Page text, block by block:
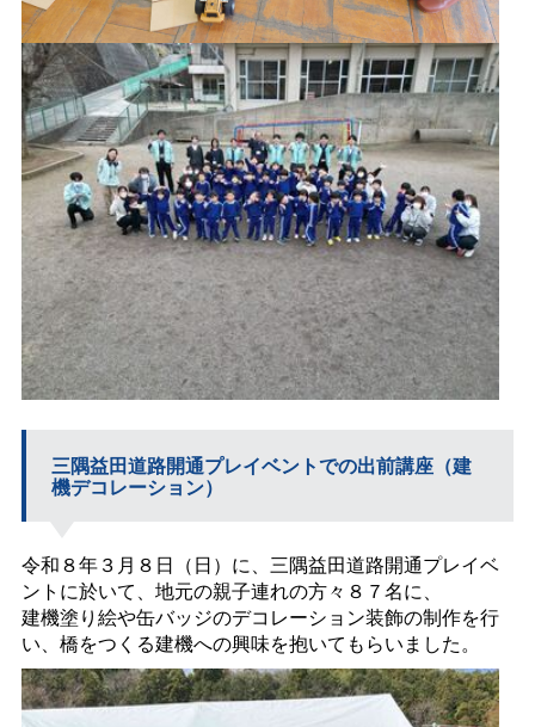
三隅益田道路開通プレイベントでの出前講座（建
機デコレーション）
令和８年３月８日（日）に、三隅益田道路開通プレイベ
ントに於いて、地元の親子連れの方々８７名に、
建機塗り絵や缶バッジのデコレーション装飾の制作を行
い、橋をつくる建機への興味を抱いてもらいました。